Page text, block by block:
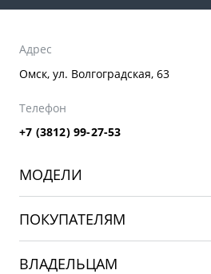
Адрес
Омск, ул. Волгоградская, 63
Телефон
+7 (3812) 99-27-53
МОДЕЛИ
EX5
ПОКУПАТЕЛЯМ
ВЛАДЕЛЬЦАМ